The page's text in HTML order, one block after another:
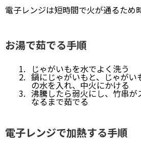
電子レンジは短時間で火が通るため
お湯で茹でる手順
じゃがいもを水でよく洗う
鍋にじゃがいもと、じゃがい
の水を入れ、中火にかける
沸騰したら弱火にし、竹串
なるまで茹でる
電子レンジで加熱する手順